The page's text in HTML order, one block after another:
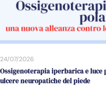
24/07/2026
Ossigenoterapia iperbarica e luce
ulcere neuropatiche del piede